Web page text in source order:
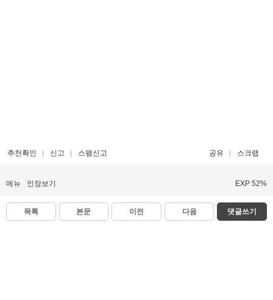
추천확인 신고 스팸신고 공유 스크랩
메뉴 인장보기 EXP 52%
목록 본문 이전 다음 댓글쓰기